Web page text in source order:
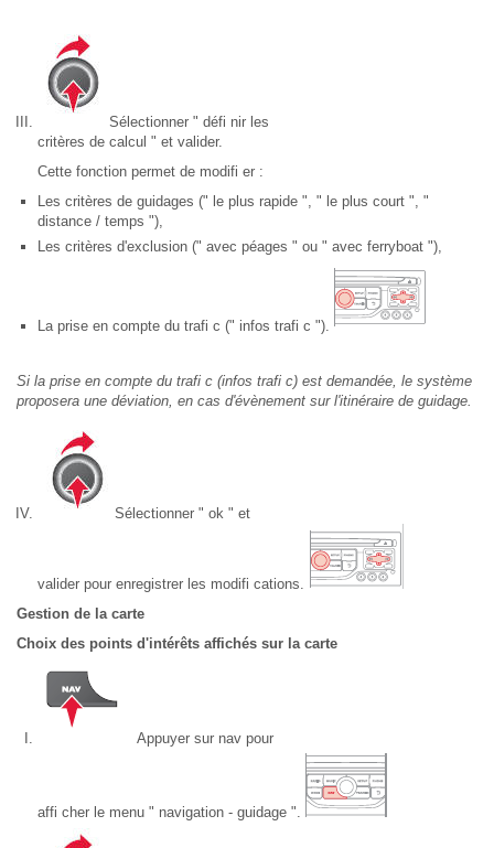
Sélectionner " défi nir les
critères de calcul " et valider.
Cette fonction permet de modifi er :
Les critères de guidages (" le plus rapide ", " le plus court ", "
distance / temps "),
Les critères d'exclusion (" avec péages " ou " avec ferryboat "),
La prise en compte du trafi c (" infos trafi c ").
Si la prise en compte du trafi c (infos trafi c) est demandée, le système
proposera une déviation, en cas d'évènement sur l'itinéraire de guidage.
Sélectionner " ok " et
valider pour enregistrer les modifi cations.
Gestion de la carte
Choix des points d'intérêts affichés sur la carte
Appuyer sur nav pour
affi cher le menu " navigation - guidage ".